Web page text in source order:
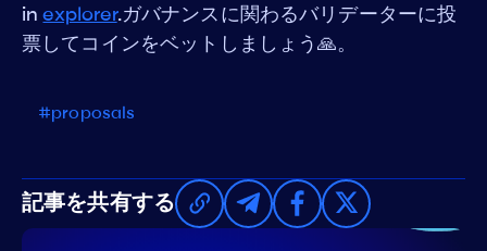
inexplorer.ガバナンスに関わるバリデーターに投
票してコインをベットしましょう🙏。
#proposals
記事を共有する